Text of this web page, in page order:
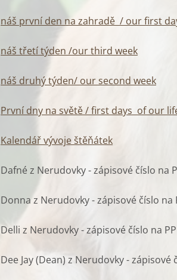
náš první den na zahradě / our first
náš třetí týden /our third week
náš druhý týden/ our second week
První dny na světě / first days of our
Kalendář vývoje štěňátek
Dafné z Nerudovky - zápisové číslo na
Donna z Nerudovky - zápisové číslo
Delli z Nerudovky - zápisové číslo na
Dee Jay (Dean) z Nerudovky -